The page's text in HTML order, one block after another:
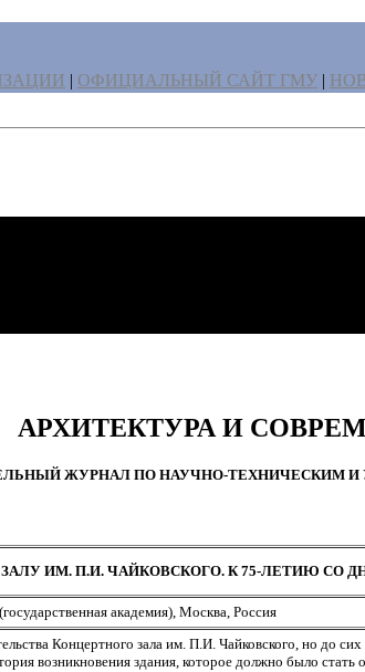
| ОФИЦИАЛЬНЫЙ САЙТ ГМУ |
АРХИТЕКТУРА И
ЖУРНАЛ ПО НАУЧНО-ТЕХНИЧЕСКИМ
ИМ. П.И. ЧАЙКОВСКОГО. К 75-ЛЕТИЮ СО
академия), Москва, Россия
Концертного зала им. П.И. Чайковского, но
возникновения здания, которое должно было